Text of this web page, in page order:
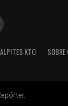
KTO SOBRE